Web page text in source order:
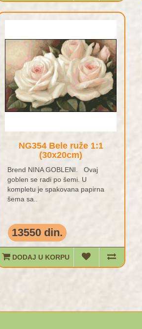
NG354 Bele ruže 1:1
(30x20cm)
Brend NINA GOBLENI. Ovaj
goblen se radi po šemi. U
kompletu je spakovana papirna
šema sa..
13550 din.
DODAJ U KORPU